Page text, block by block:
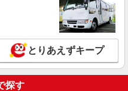
1,320円 ※下記手当により異な
期間手当（GW、お盆、年末年
による） 時給＋200円 ■処遇
なし：2,600円/月）
南千歳1丁目1番地1 別館シェル
とりあえずキープ
探す